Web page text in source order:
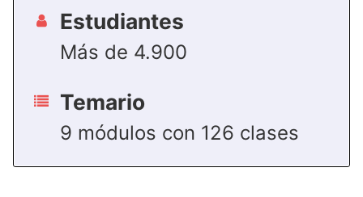
Estudiantes
Más de 4.900
Temario
9 módulos con 126 clases